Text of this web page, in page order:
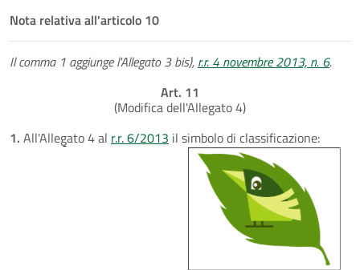
Nota relativa all'articolo 10
Il comma 1 aggiunge l'Allegato 3 bis), r.r. 4 novembre 2013, n. 6.
Art. 11
(Modifica dell'Allegato 4)
1. All'Allegato 4 al r.r. 6/2013 il simbolo di classificazione: